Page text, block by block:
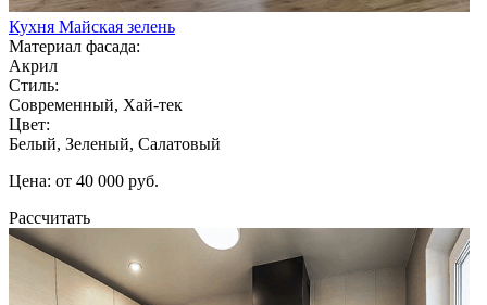
Кухня Майская зелень
Материал фасада:
Акрил
Стиль:
Современный, Хай-тек
Цвет:
Белый, Зеленый, Салатовый
Цена: от 40 000 руб.
Рассчитать